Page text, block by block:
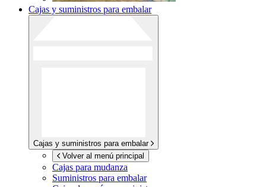
Cajas y suministros para embalar
Cajas y suministros para embalar
Volver al menú principal
Cajas para mudanza
Suministros para embalar